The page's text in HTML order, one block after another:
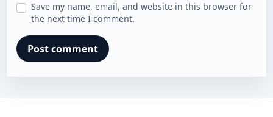
Save my name, email, and website in this browser for
the next time I comment.